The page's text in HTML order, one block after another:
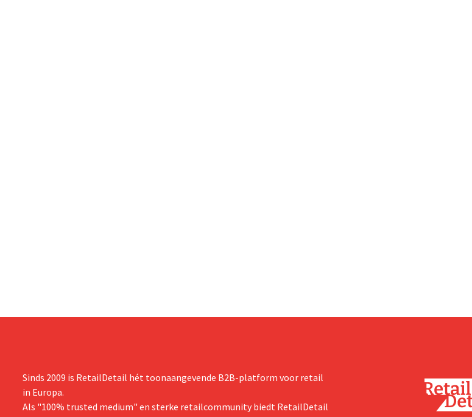
Sinds 2009 is RetailDetail hét toonaangevende B2B-platform voor retail
in Europa.
Als "100% trusted medium" en sterke retailcommunity biedt RetailDetail